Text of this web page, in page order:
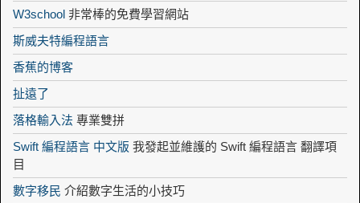
W3school 非常棒的免費學習網站
斯威夫特編程語言
香蕉的博客
扯遠了
落格輸入法 專業雙拼
Swift 編程語言 中文版 我發起並維護的 Swift 編程語言 翻譯項
目
數字移民 介紹數字生活的小技巧